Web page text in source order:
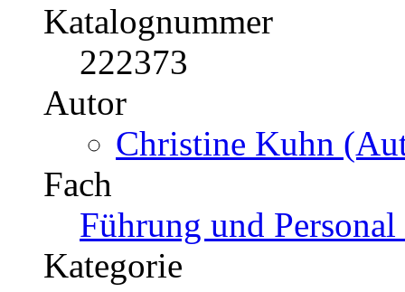
Katalognummer
222373
Autor
Christine Kuhn
Fach
Führung und
Kategorie